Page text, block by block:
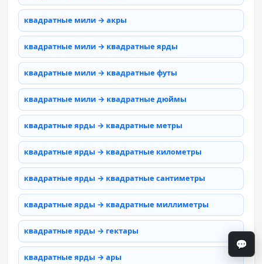
квадратные мили → акры
квадратные мили → квадратные ярды
квадратные мили → квадратные футы
квадратные мили → квадратные дюймы
квадратные ярды → квадратные метры
квадратные ярды → квадратные километры
квадратные ярды → квадратные сантиметры
квадратные ярды → квадратные миллиметры
квадратные ярды → гектары
квадратные ярды → ары
💬